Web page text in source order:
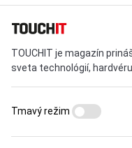
TOUCHIT je magazín
sveta technológií,
Tmavý režim